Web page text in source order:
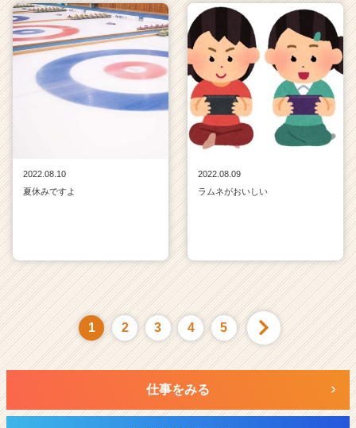
2022.08.10
夏休みですよ
2022.08.09
ラムネがおいしい
1 2 3 4 5
仕事をみる